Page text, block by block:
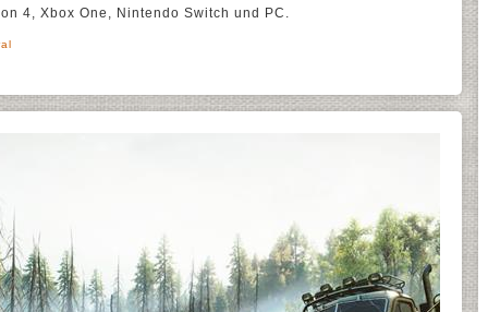
4, Xbox One, Nintendo Switch und PC.